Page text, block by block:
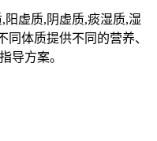
虚质,阴虚质,痰湿质,湿
体质提供不同的营养、
导方案。